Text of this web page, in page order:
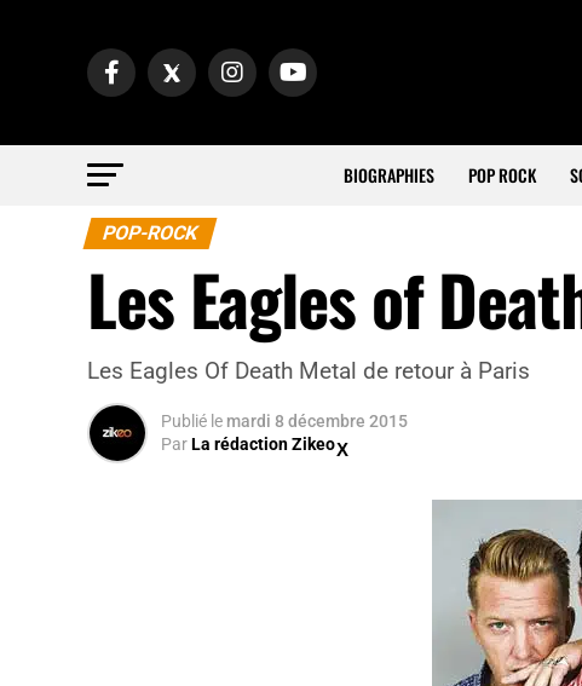
BIOGRAPHIES POP ROCK
POP-ROCK
Les Eagles of
Les Eagles Of Death Metal de retour à Paris
Publié le mardi 8 décembre 2015
ParLa rédaction Zikeo